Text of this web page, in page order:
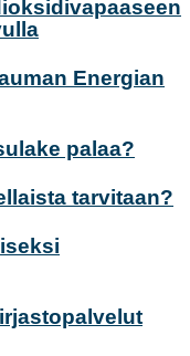
Energian
palaa?
tarvitaan?